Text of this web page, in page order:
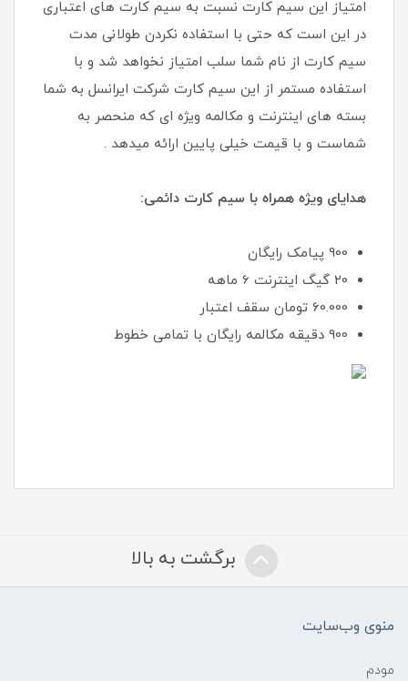
امتیاز این سیم کارت نسبت به سیم کارت های اعتباری
در این است که حتی با استفاده نکردن طولانی مدت
سیم کارت از نام شما سلب امتیاز نخواهد شد و با
استفاده مستمر از این سیم کارت شرکت ایرانسل به شما
بسته های اینترنت و مکالمه ویژه ای که منحصر به
شماست و با قیمت خیلی پایین ارائه میدهد .
هدایای ویژه همراه با سیم کارت دائمی:
900 پیامک رایگان
20 گیگ اینترنت 6 ماهه
60.000 تومان سقف اعتبار
900 دقیقه مکالمه رایگان با تمامی خطوط
برگشت به بالا
منوی وب‌سایت
مودم